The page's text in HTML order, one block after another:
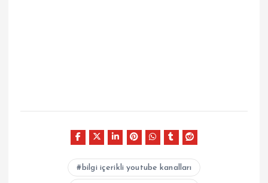
bilgi içerikli youtube kanalları